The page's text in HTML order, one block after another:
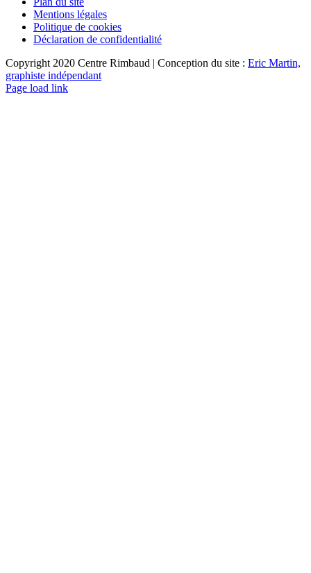
Mentions légales
Politique de cookies
Déclaration de confidentialité
Copyright 2020 Centre Rimbaud | Conception du site : Eric Martin,
graphiste indépendant
Page load link